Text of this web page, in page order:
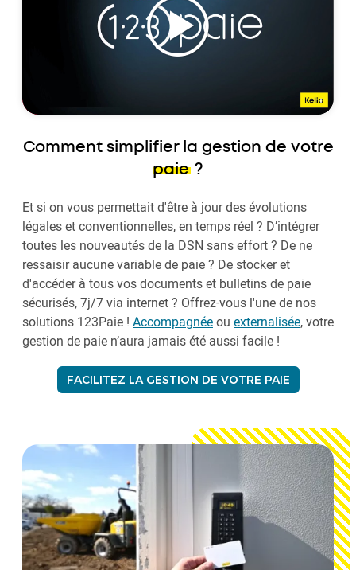
Comment simplifier la gestion de votre
paie?
Et si on vous permettait d'être à jour des évolutions
légales et conventionnelles, en temps réel ? D’intégrer
toutes les nouveautés de la DSN sans effort ? De ne
ressaisir aucune variable de paie ? De stocker et
d'accéder à tous vos documents et bulletins de paie
sécurisés, 7j/7 via internet ? Offrez-vous l'une de nos
solutions 123Paie ! Accompagnéeou externalisée, votre
gestion de paie n’aura jamais été aussi facile !
FACILITEZ LA GESTION DE VOTRE PAIE